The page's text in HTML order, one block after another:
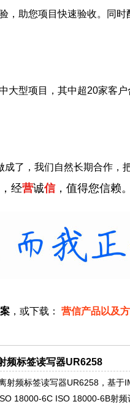
，助您项目快速验收。同时
型项目，其中超20家客
了，我们自然长期合作，
经营诚信，值得您信赖。
，或下载： 营信产品以及
频标签读写器UR6258
射频标签读写器UR6258，基于
18000-6C ISO 18000-6B射